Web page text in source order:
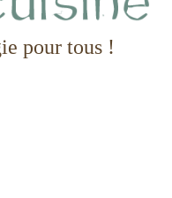
pour tous !